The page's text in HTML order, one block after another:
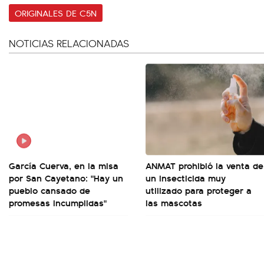
ORIGINALES DE C5N
NOTICIAS RELACIONADAS
García Cuerva, en la misa
por San Cayetano: "Hay un
pueblo cansado de
promesas incumplidas"
ANMAT prohibió la venta de
un insecticida muy
utilizado para proteger a
las mascotas